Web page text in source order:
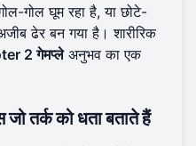
गोल घूम रहा है, या छोटे-
ढेर बन गया है। शारीरिक
2 गेमप्लेअनुभव का एक
तर्क को धता बताते हैं